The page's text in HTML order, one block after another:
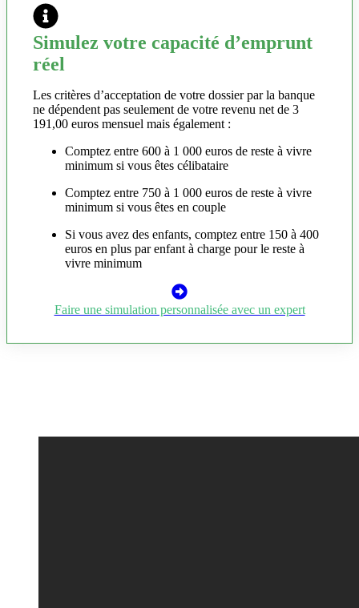
Simulez votre capacité d’emprunt
réel
Les critères d’acceptation de votre dossier par la banque
ne dépendent pas seulement de votre revenu net de 3
191,00 euros mensuel mais également :
Comptez entre 600 à 1 000 euros de reste à vivre
minimum si vous êtes célibataire
Comptez entre 750 à 1 000 euros de reste à vivre
minimum si vous êtes en couple
Si vous avez des enfants, comptez entre 150 à 400
euros en plus par enfant à charge pour le reste à
vivre minimum
Faire une simulation personnalisée avec un expert